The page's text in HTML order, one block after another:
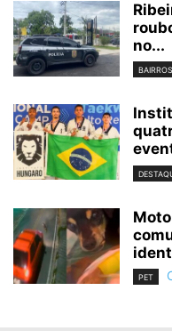
no...
BAIRROS
PET